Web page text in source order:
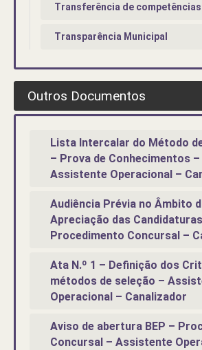
Transferência de competências
Transparência Municipal
Outros Documentos
Lista Intercalar do Método
– Prova de Conhecimentos –
Assistente Operacional –
Audiência Prévia no Âmbito
Apreciação das
Procedimento Concursal –
Ata N.º 1 – Definição dos
métodos de seleção –
Operacional – Canalizador
Aviso de abertura BEP –
Concursal – Assistente